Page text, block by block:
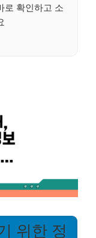
로 확인하고 소
위한 정